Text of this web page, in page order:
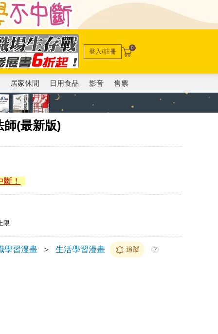
登入/註冊 0
居家休閒 日用食品 影音 售票
師(最新版)
！
限
學習漫畫 ＞ 生活學習漫畫 追蹤 ?